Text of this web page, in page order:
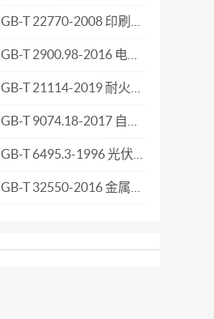
GB-T 22770-2008 印刷技术 用落棒式粘度计测定浆状油墨和连接料的流变性.pdf
GB-T 2900.98-2016 电工术语 电化学.pdf
GB-T 21114-2019 耐火材料 X射线荧光光谱化学分析 熔铸玻璃片法.pdf
GB-T 9074.18-2017 自攻螺钉和平垫圈组合件.pdf
GB-T 6495.3-1996 光伏器件 第3部分 地面用光伏器件的测量原理及标准光谱辐照度数据.pdf
GB-T 32550-2016 金属和合金的腐蚀 恒电位控制下的临界点蚀温度测定.pdf